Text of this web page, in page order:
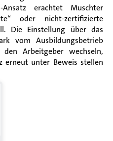
erachtet Muschter
oder nicht-zertifizierte
Die Einstellung über das
vom Ausbildungsbetrieb
Arbeitgeber wechseln,
erneut unter Beweis stellen